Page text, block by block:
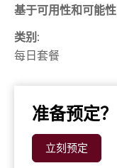
基于可用性和可能性
类别:
每日套餐
准备预定？
立刻预定